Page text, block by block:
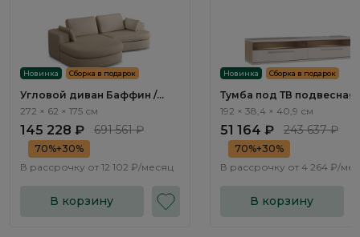
Новинка Сборка в подарок
Угловой диван Баффин /
Baffin ММ113.112 с оттоманкой
272 × 62 × 175 см
145 228 ₽ 691 561 ₽
70%+30%
В рассрочку от 12 102 ₽/месяц
В корзину
Новинка Сборка в подарок
Тумба под ТВ подвесная
Эсте / Este ST532.0
192 × 38,4 × 40,9 см
51 164 ₽ 243 637 ₽
70%+30%
В рассрочку от 4 264 ₽/
В корзину